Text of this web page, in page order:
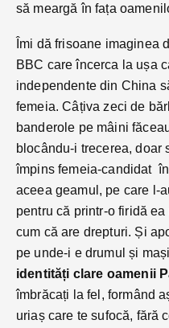
să meargă în fața
Îmi dă frisoane imaginea
BBC care încerca la ușa
independente din China
femeia. Câțiva zeci de
banderole pe mâini
blocându-i trecerea,
împins femeia-candidat
aceea geamul, pe care l-
pentru că printr-o firidă
cum că are drepturi. Și
pe unde-i e drumul și
identități clare oamenii
îmbrăcați la fel, formând
uriaș care te sufocă, fără